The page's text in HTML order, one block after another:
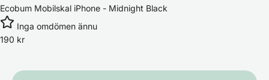
Ecobum Mobilskal iPhone - Midnight Black
Inga omdömen ännu
190 kr